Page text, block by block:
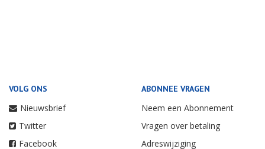
VOLG ONS
Nieuwsbrief
Twitter
Facebook
ABONNEE VRAGEN
Neem een Abonnement
Vragen over betaling
Adreswijziging